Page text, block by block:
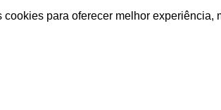
cookies para oferecer melhor
3701-7000